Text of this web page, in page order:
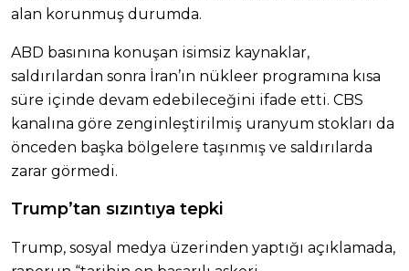
alan korunmuş durumda.
ABD basınına konuşan isimsiz kaynaklar,
saldırılardan sonra İran’ın nükleer programına kısa
süre içinde devam edebileceğini ifade etti. CBS
kanalına göre zenginleştirilmiş uranyum stokları da
önceden başka bölgelere taşınmış ve saldırılarda
zarar görmedi.
Trump’tan sızıntıya tepki
Trump, sosyal medya üzerinden yaptığı açıklamada,